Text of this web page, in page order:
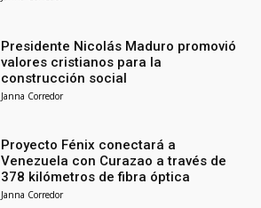
Presidente Nicolás Maduro promovió
valores cristianos para la
construcción social
Janna Corredor
Proyecto Fénix conectará a
Venezuela con Curazao a través de
378 kilómetros de fibra óptica
Janna Corredor